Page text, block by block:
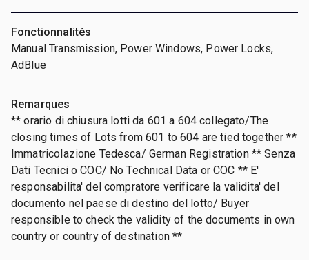
Fonctionnalités
Manual Transmission, Power Windows, Power Locks,
AdBlue
Remarques
** orario di chiusura lotti da 601 a 604 collegato/The
closing times of Lots from 601 to 604 are tied together **
Immatricolazione Tedesca/ German Registration ** Senza
Dati Tecnici o COC/ No Technical Data or COC ** E'
responsabilita' del compratore verificare la validita' del
documento nel paese di destino del lotto/ Buyer
responsible to check the validity of the documents in own
country or country of destination **